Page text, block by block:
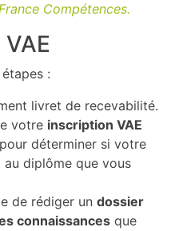
Compétences.
:
livret de recevabilité.
votre inscription VAE
pour déterminer si votre
diplôme que vous
de rédiger un dossier
connaissances que